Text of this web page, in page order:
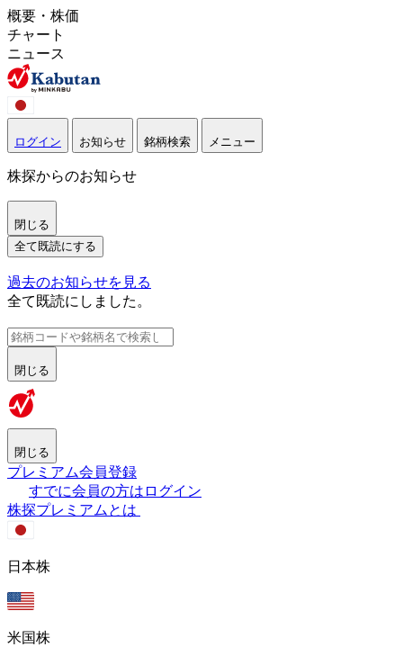
概要・株価
チャート
ニュース
ログイン お知らせ 銘柄検索 メニュー
株探からのお知らせ
閉じる
全て既読にする
過去のお知らせを見る
全て既読にしました。
閉じる
閉じる
プレミアム会員登録
すでに会員の方はログイン
株探プレミアムとは
日本株
米国株